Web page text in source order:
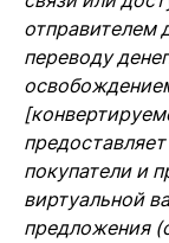
отправителем
переводу
покупатели и
виртуальной
предложения